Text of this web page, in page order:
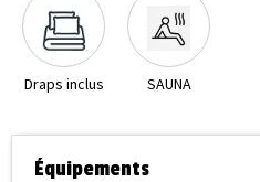
Draps inclus SAUNA
Équipements